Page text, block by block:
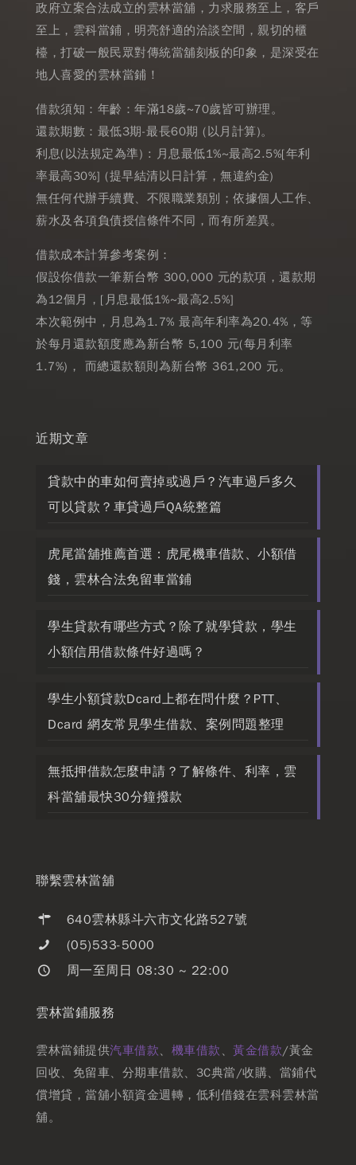
政府立案合法成立的雲林當舖，力求服務至上，客戶
至上，雲科當鋪，明亮舒適的洽談空間，親切的櫃
檯，打破一般民眾對傳統當舖刻板的印象，是深受在
地人喜愛的雲林當鋪！
借款須知：年齡：年滿18歲~70歲皆可辦理。
還款期數：最低3期-最長60期 (以月計算)。
利息(以法規定為準) : 月息最低1%~最高2.5%[年利
率最高30%] (提早結清以日計算，無違約金)
無任何代辦手續費、不限職業類別；依據個人工作、
薪水及各項負債授信條件不同，而有所差異。
借款成本計算參考案例：
假設你借款一筆新台幣 300,000 元的款項，還款期
為12個月，[月息最低1%~最高2.5%]
本次範例中，月息為1.7% 最高年利率為20.4%，等
於每月還款額度應為新台幣 5,100 元(每月利率
1.7%)， 而總還款額則為新台幣 361,200 元。
近期文章
貸款中的車如何賣掉或過戶？汽車過戶多久
可以貸款？車貸過戶QA統整篇
虎尾當舖推薦首選：虎尾機車借款、小額借
錢，雲林合法免留車當鋪
學生貸款有哪些方式？除了就學貸款，學生
小額信用借款條件好過嗎？
學生小額貸款Dcard上都在問什麼？PTT、
Dcard 網友常見學生借款、案例問題整理
無抵押借款怎麼申請？了解條件、利率，雲
科當舖最快30分鐘撥款
聯繫雲林當舖
640雲林縣斗六市文化路527號
(05)533-5000
周一至周日 08:30 ~ 22:00
雲林當鋪服務
雲林當鋪提供汽車借款、 機車借款 、 黃金借款/黃金
回收、免留車、分期車借款、3C典當/收購、當鋪代
償增貸，當舖小額資金週轉，低利借錢在雲科雲林當
舖。